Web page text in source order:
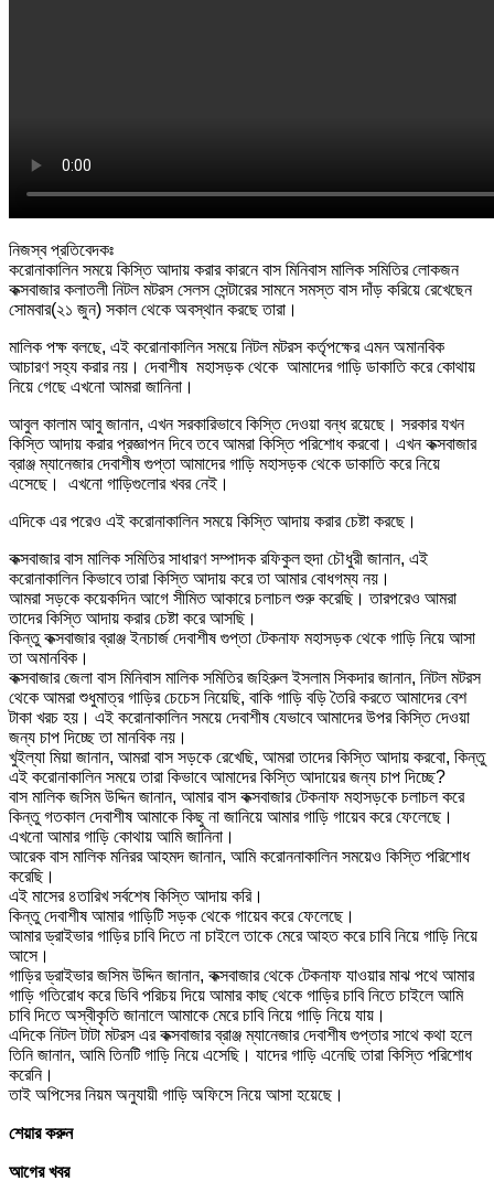
নিজস্ব প্রতিবেদকঃ
করোনাকালিন সময়ে কিস্তি আদায় করার কারনে বাস মিনিবাস মালিক সমিতির লোকজন
কক্সবাজার কলাতলী নিটল মটরস সেলস সেন্টারের সামনে সমস্ত বাস দাঁড় করিয়ে রেখেছেন
সোমবার(২১ জুন) সকাল থেকে অবস্থান করছে তারা।
মালিক পক্ষ বলছে, এই করোনাকালিন সময়ে নিটল মটরস কর্তৃপক্ষের এমন অমানবিক
আচারণ সহ্য করার নয়। দেবাশীষ মহাসড়ক থেকে আমাদের গাড়ি ডাকাতি করে কোথায়
নিয়ে গেছে এখনো আমরা জানিনা।
আবুল কালাম আবু জানান, এখন সরকারিভাবে কিস্তি দেওয়া বন্ধ রয়েছে। সরকার যখন
কিস্তি আদায় করার প্রজ্ঞাপন দিবে তবে আমরা কিস্তি পরিশোধ করবো। এখন কক্সবাজার
ব্রাঞ্জ ম্যানেজার দেবাশীষ গুপ্তা আমাদের গাড়ি মহাসড়ক থেকে ডাকাতি করে নিয়ে
এসেছে। এখনো গাড়িগুলোর খবর নেই।
এদিকে এর পরেও এই করোনাকালিন সময়ে কিস্তি আদায় করার চেষ্টা করছে।
কক্সবাজার বাস মালিক সমিতির সাধারণ সম্পাদক রফিকুল হুদা চৌধুরী জানান, এই
করোনাকালিন কিভাবে তারা কিস্তি আদায় করে তা আমার বোধগম্য নয়।
আমরা সড়কে কয়েকদিন আগে সীমিত আকারে চলাচল শুরু করেছি। তারপরেও আমরা
তাদের কিস্তি আদায় করার চেষ্টা করে আসছি।
কিন্তু কক্সবাজার ব্রাঞ্জ ইনচার্জ দেবাশীষ গুপ্তা টেকনাফ মহাসড়ক থেকে গাড়ি নিয়ে আসা
তা অমানবিক।
কক্সবাজার জেলা বাস মিনিবাস মালিক সমিতির জহিরুল ইসলাম সিকদার জানান, নিটল মটরস
থেকে আমরা শুধুমাত্র গাড়ির চেচেস নিয়েছি, বাকি গাড়ি বড়ি তৈরি করতে আমাদের বেশ
টাকা খরচ হয়। এই করোনাকালিন সময়ে দেবাশীষ যেভাবে আমাদের উপর কিস্তি দেওয়া
জন্য চাপ দিচ্ছে তা মানবিক নয়।
খুইল্যা মিয়া জানান, আমরা বাস সড়কে রেখেছি, আমরা তাদের কিস্তি আদায় করবো, কিন্তু
এই করোনাকালিন সময়ে তারা কিভাবে আমাদের কিস্তি আদায়ের জন্য চাপ দিচ্ছে?
বাস মালিক জসিম উদ্দিন জানান, আমার বাস কক্সবাজার টেকনাফ মহাসড়কে চলাচল করে
কিন্তু গতকাল দেবাশীষ আমাকে কিছু না জানিয়ে আমার গাড়ি গায়েব করে ফেলেছে।
এখনো আমার গাড়ি কোথায় আমি জানিনা।
আরেক বাস মালিক মনিরর আহমদ জানান, আমি করোননাকালিন সময়েও কিস্তি পরিশোধ
করেছি।
এই মাসের ৪তারিখ সর্বশেষ কিস্তি আদায় করি।
কিন্তু দেবাশীষ আমার গাড়িটি সড়ক থেকে গায়েব করে ফেলেছে।
আমার ড্রাইভার গাড়ির চাবি দিতে না চাইলে তাকে মেরে আহত করে চাবি নিয়ে গাড়ি নিয়ে
আসে।
গাড়ির ড্রাইভার জসিম উদ্দিন জানান, কক্সবাজার থেকে টেকনাফ যাওয়ার মাঝ পথে আমার
গাড়ি গতিরোধ করে ডিবি পরিচয় দিয়ে আমার কাছ থেকে গাড়ির চাবি নিতে চাইলে আমি
চাবি দিতে অস্বীকৃতি জানালে আমাকে মেরে চাবি নিয়ে গাড়ি নিয়ে যায়।
এদিকে নিটল টাটা মটরস এর কক্সবাজার ব্রাঞ্জ ম্যানেজার দেবাশীষ গুপ্তার সাথে কথা হলে
তিনি জানান, আমি তিনটি গাড়ি নিয়ে এসেছি। যাদের গাড়ি এনেছি তারা কিস্তি পরিশোধ
করেনি।
তাই অপিসের নিয়ম অনুযায়ী গাড়ি অফিসে নিয়ে আসা হয়েছে।
শেয়ার করুন
আগের খবর